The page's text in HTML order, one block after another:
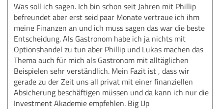
Was soll ich sagen. Ich bin schon seit Jahren mit Phillip
befreundet aber erst seid paar Monate vertraue ich ihm
meine Finanzen an und ich muss sagen das war die beste
Entscheidung. Als Gastronom habe ich ja nichts mit
Optionshandel zu tun aber Phillip und Lukas machen das
Thema auch für mich als Gastronom mit alltäglichen
Beispielen sehr verständlich. Mein Fazit ist , dass wir
gerade zu der Zeit uns all privat mit einer finanziellen
Absicherung beschäftigen müssen und da kann ich nur die
Investment Akademie empfehlen. Big Up